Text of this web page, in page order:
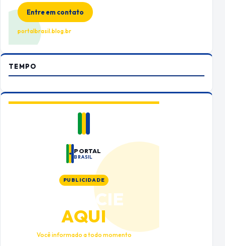
Entre em contato
portalbrasil.blog.br
TEMPO
PORTAL
BRASIL
PUBLICIDADE
ANUNCIE
AQUI
Você informado a todo momento